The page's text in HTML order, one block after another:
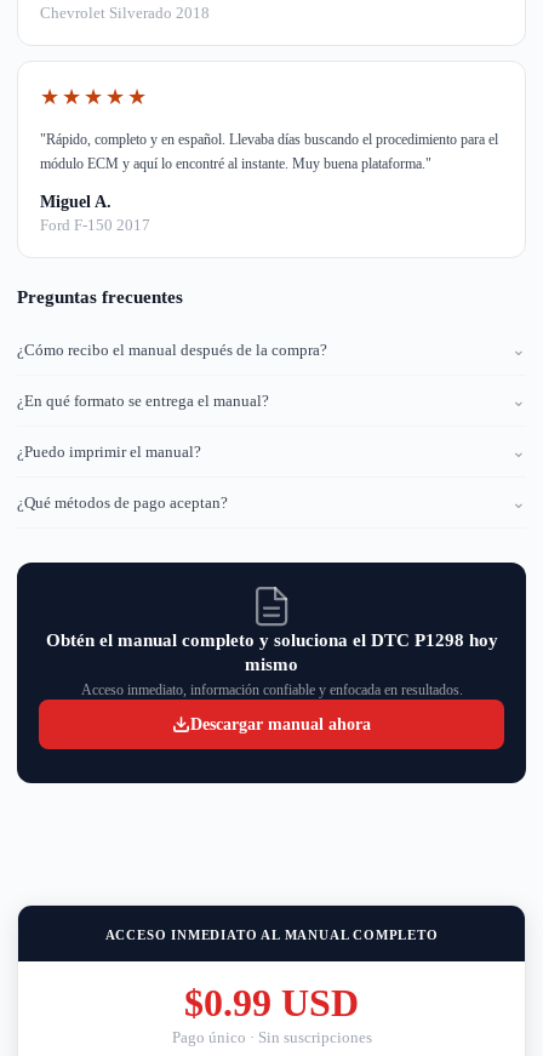
Chevrolet Silverado 2018
★★★★★
"Rápido, completo y en español. Llevaba días buscando el procedimiento para el
módulo ECM y aquí lo encontré al instante. Muy buena plataforma."
Miguel A.
Ford F-150 2017
Preguntas frecuentes
¿Cómo recibo el manual después de la compra? ⌄
¿En qué formato se entrega el manual? ⌄
¿Puedo imprimir el manual? ⌄
¿Qué métodos de pago aceptan? ⌄
Obtén el manual completo y soluciona el DTC P1298 hoy
mismo
Acceso inmediato, información confiable y enfocada en resultados.
Descargar manual ahora
ACCESO INMEDIATO AL MANUAL COMPLETO
$0.99 USD
Pago único · Sin suscripciones